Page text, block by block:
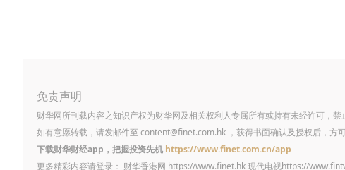
免责声明
财华网所刊载内容之知识产权为财华网及相关权利人专属所有或持有未经许可，禁
如有意愿转载，请发邮件至 content@finet.com.hk ，获得书面确认及授权后，方可
下载财华财经app，把握投资先机 https://www.finet.com.cn/app
更多精彩内容请登录： 财华香港网 https://www.finet.hk现代电视https://